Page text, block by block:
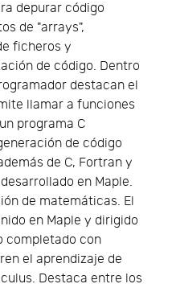
depurar código
de "arrays",
ficheros y
de código. Dentro
destacan el
llamar a funciones
programa C
de código
de C, Fortran y
en Maple.
de matemáticas. El
en Maple y dirigido
completado con
el aprendizaje de
Destaca entre los